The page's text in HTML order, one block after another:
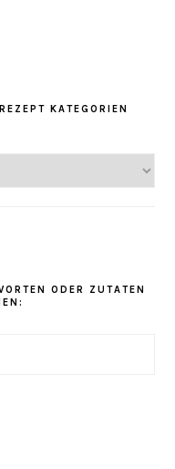
KATEGORIEN
ODER ZUTATEN